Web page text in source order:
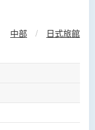
中部 / 日式旅館